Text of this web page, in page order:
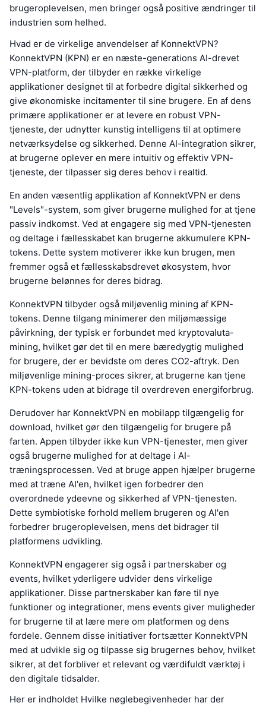
brugeroplevelsen, men bringer også positive ændringer til
industrien som helhed.
Hvad er de virkelige anvendelser af KonnektVPN?
KonnektVPN (KPN) er en næste-generations AI-drevet
VPN-platform, der tilbyder en række virkelige
applikationer designet til at forbedre digital sikkerhed og
give økonomiske incitamenter til sine brugere. En af dens
primære applikationer er at levere en robust VPN-
tjeneste, der udnytter kunstig intelligens til at optimere
netværksydelse og sikkerhed. Denne AI-integration sikrer,
at brugerne oplever en mere intuitiv og effektiv VPN-
tjeneste, der tilpasser sig deres behov i realtid.
En anden væsentlig applikation af KonnektVPN er dens
"Levels"-system, som giver brugerne mulighed for at tjene
passiv indkomst. Ved at engagere sig med VPN-tjenesten
og deltage i fællesskabet kan brugerne akkumulere KPN-
tokens. Dette system motiverer ikke kun brugen, men
fremmer også et fællesskabsdrevet økosystem, hvor
brugerne belønnes for deres bidrag.
KonnektVPN tilbyder også miljøvenlig mining af KPN-
tokens. Denne tilgang minimerer den miljømæssige
påvirkning, der typisk er forbundet med kryptovaluta-
mining, hvilket gør det til en mere bæredygtig mulighed
for brugere, der er bevidste om deres CO2-aftryk. Den
miljøvenlige mining-proces sikrer, at brugerne kan tjene
KPN-tokens uden at bidrage til overdreven energiforbrug.
Derudover har KonnektVPN en mobilapp tilgængelig for
download, hvilket gør den tilgængelig for brugere på
farten. Appen tilbyder ikke kun VPN-tjenester, men giver
også brugerne mulighed for at deltage i AI-
træningsprocessen. Ved at bruge appen hjælper brugerne
med at træne AI'en, hvilket igen forbedrer den
overordnede ydeevne og sikkerhed af VPN-tjenesten.
Dette symbiotiske forhold mellem brugeren og AI'en
forbedrer brugeroplevelsen, mens det bidrager til
platformens udvikling.
KonnektVPN engagerer sig også i partnerskaber og
events, hvilket yderligere udvider dens virkelige
applikationer. Disse partnerskaber kan føre til nye
funktioner og integrationer, mens events giver muligheder
for brugerne til at lære mere om platformen og dens
fordele. Gennem disse initiativer fortsætter KonnektVPN
med at udvikle sig og tilpasse sig brugernes behov, hvilket
sikrer, at det forbliver et relevant og værdifuldt værktøj i
den digitale tidsalder.
Her er indholdet Hvilke nøglebegivenheder har der